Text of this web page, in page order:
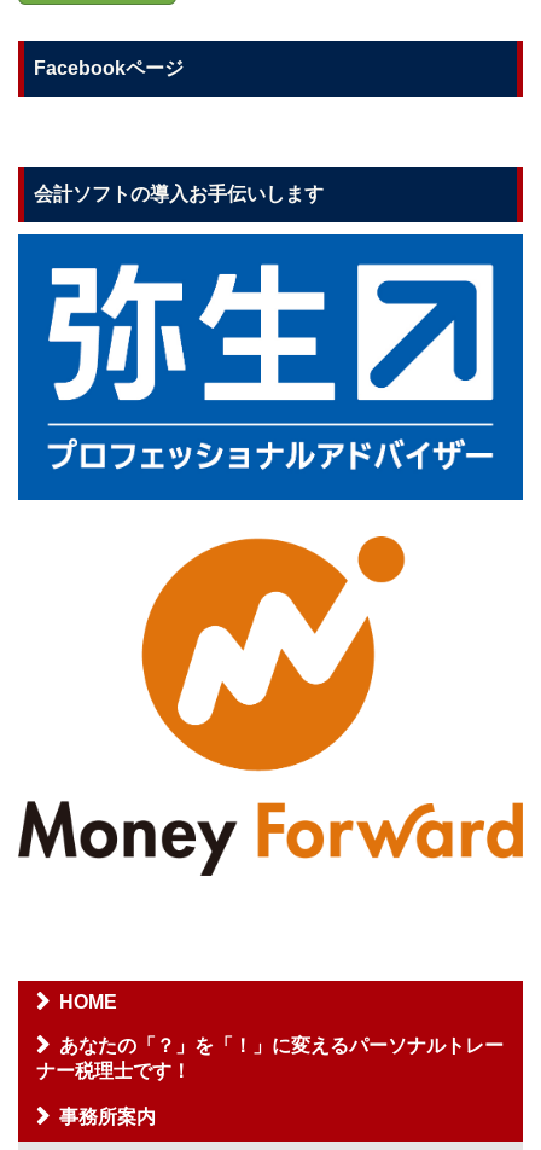
Facebookページ
会計ソフトの導入お手伝いします
HOME
あなたの「？」を「！」に変えるパーソナルトレー
ナー税理士です！
事務所案内